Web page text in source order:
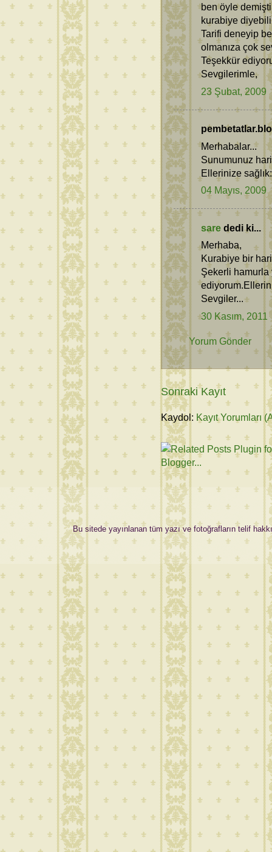
ben öyle
kurabiye
Tarifi deneyip
olmanıza çok
Teşekkür
Sevgilerimle,
23 Şubat, 2009
Merhabalar...
Sunumunuz
Ellerinize
04 Mayıs, 2009
sare dedi ki...
Merhaba,
Kurabiye bir
Şekerli hamurla
Sevgiler...
30 Kasım, 2011
Yorum Gönder
Sonraki Kayıt
Kaydol: Kayıt Yorumları
Bu sitede yayınlanan tüm yazı ve fotoğrafların telif